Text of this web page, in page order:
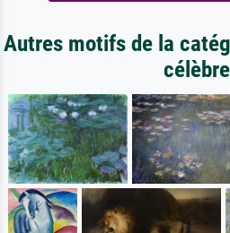
Autres motifs de la